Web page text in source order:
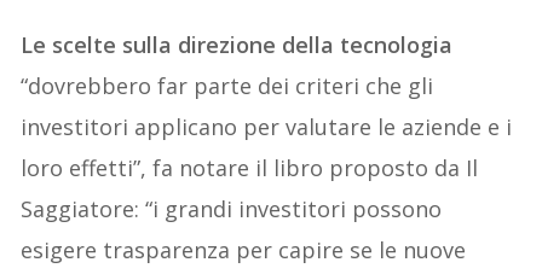
Le scelte sulla direzione della tecnologia
“dovrebbero far parte dei criteri che gli
investitori applicano per valutare le aziende e i
loro effetti”, fa notare il libro proposto da Il
Saggiatore: “i grandi investitori possono
esigere trasparenza per capire se le nuove